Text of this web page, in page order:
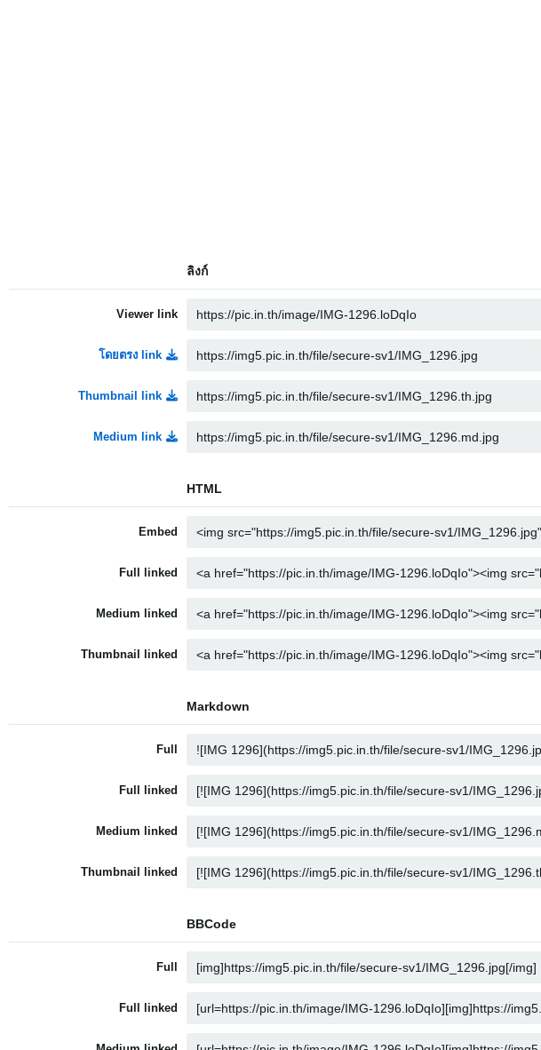
ลิงก์
Viewer link
โดยตรง link
Thumbnail link
Medium link
HTML
Embed
Full linked
Medium linked
Thumbnail linked
Markdown
Full
Full linked
Medium linked
Thumbnail linked
BBCode
Full
Full linked